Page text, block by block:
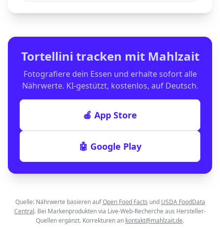
Tortellini tracken mit Mahlzait
Fotografiere dein Essen und erhalte sofort alle
Nährwerte. KI-gestützt, kostenlos, auf Deutsch.
🍎 App Store
🤖 Google Play
Quelle: Nährwerte basieren auf Open Food Facts und USDA FoodData
Central. Bei Markenprodukten via Live-Web-Recherche aus Hersteller-
Quellen ergänzt. Korrekturen an kontakt@mahlzait.de.